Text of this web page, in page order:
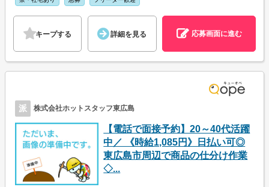
キープする 詳細を見る 応募画面に進む
派 株式会社ホットスタッフ東広島
【電話で面接予約】20～40代活躍
中／ 《時給1,085円》日払い可◎
東広島市周辺で商品の仕分け作業
◇...